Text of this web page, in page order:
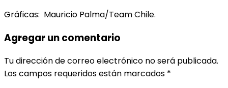
Gráficas: Mauricio Palma/Team Chile.
Agregar un comentario
Tu dirección de correo electrónico no será publicada.
Los campos requeridos están marcados *